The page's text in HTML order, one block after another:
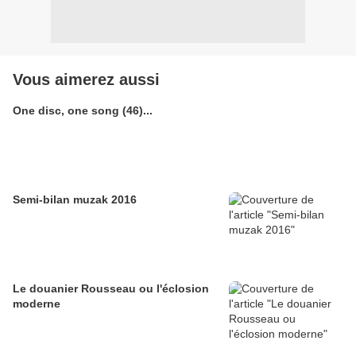
Vous aimerez aussi
One disc, one song (46)...
Semi-bilan muzak 2016
Le douanier Rousseau ou l'éclosion
moderne